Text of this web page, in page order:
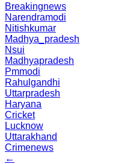
Breakingnews
Narendramodi
Nitishkumar
Madhya_pradesh
Nsui
Madhyapradesh
Pmmodi
Rahulgandhi
Uttarpradesh
Haryana
Cricket
Lucknow
Uttarakhand
Crimenews
←